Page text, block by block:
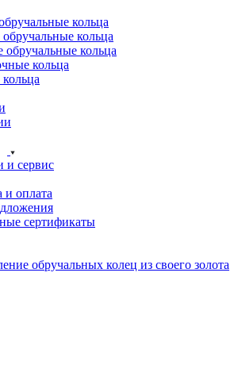
кольца
кольца
кольца
кольца
и сервис
и оплата
сертификаты
обручальных колец из своего золота